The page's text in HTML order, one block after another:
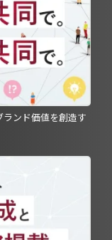
ランド価値を創造す